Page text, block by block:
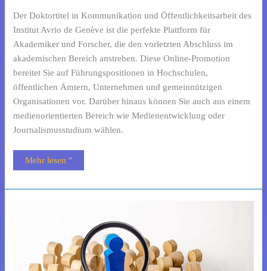
Der Doktortitel in Kommunikation und Öffentlichkeitsarbeit des
Institut Avrio de Genève ist die perfekte Plattform für
Akademiker und Forscher, die den vorletzten Abschluss im
akademischen Bereich anstreben. Diese Online-Promotion
bereitet Sie auf Führungspositionen in Hochschulen,
öffentlichen Ämtern, Unternehmen und gemeinnützigen
Organisationen vor. Darüber hinaus können Sie auch aus einem
medienorientierten Bereich wie Medienentwicklung oder
Journalismusstudium wählen.
Mehr lesen "
Verwaltung